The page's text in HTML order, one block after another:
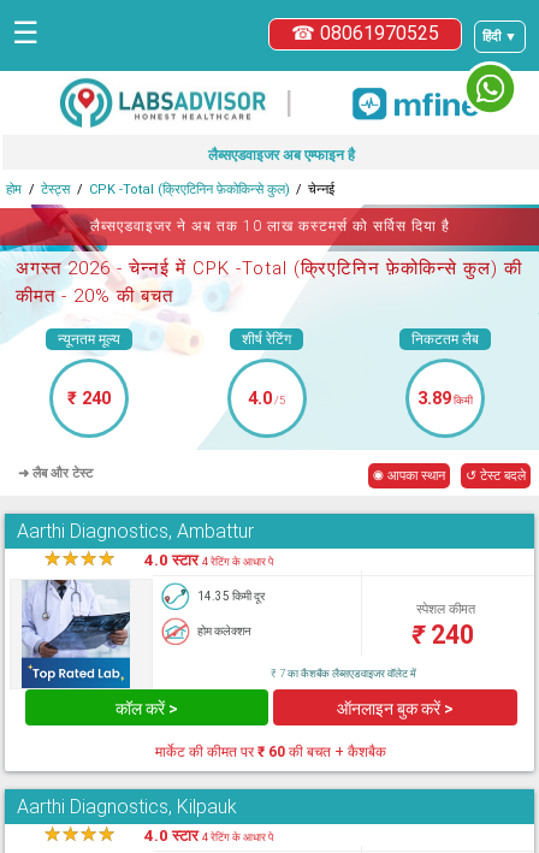
हिंदी ▼
☎ 08061970525
☰
|
लैब्सएडवाइजर अब एम्फाइन है
होम टेस्ट्स CPK -Total (क्रिएटिनिन फ़ेकोकिन्से कुल) चेन्नई
लैब्सएडवाइजर ने अब तक 10 लाख कस्टमर्स को सर्विस दिया है
अगस्त 2026 -चेन्नई में CPK -Total (क्रिएटिनिन फ़ेकोकिन्से कुल) की
कीमत - 20% की बचत
न्यूनतम मूल्य
₹ 240
शीर्ष रेटिंग
4.0/5
निकटतम लैब
3.89किमी
➜ लैब और टेस्ट ◉ आपका स्थान ↺ टेस्ट बदले
Aarthi Diagnostics, Ambattur
★★★★ 4.0 स्टार4 रेटिंग के आधार पे
14.35 किमी दूर
होम कलेक्शन
स्पेशल कीमत
₹240
₹ 7 का कैशबैक लैब्सएडवाइजर वॉलेट में
कॉल करें > ऑनलाइन बुक करें >
मार्केट की कीमत पर₹ 60 की बचत + कैशबैक
Aarthi Diagnostics, Kilpauk
★★★★ 4.0 स्टार4 रेटिंग के आधार पे